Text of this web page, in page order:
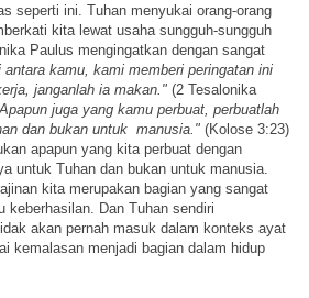
seperti ini. Tuhan menyukai orang-orang
kita lewat usaha sungguh-sungguh
Paulus mengingatkan dengan sangat
kamu, kami memberi peringatan ini
janganlah ia makan." (2 Tesalonika
juga yang kamu perbuat, perbuatlah
dan bukan untuk manusia." (Kolose 3:23)
apapun yang kita perbuat dengan
untuk Tuhan dan bukan untuk manusia.
kita merupakan bagian yang sangat
keberhasilan. Dan Tuhan sendiri
akan pernah masuk dalam konteks ayat
kemalasan menjadi bagian dalam hidup